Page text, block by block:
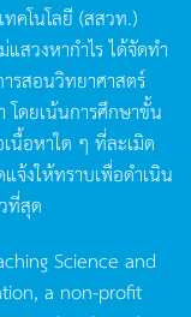
คโนโลยี (สสวท.)
สวงหากำไรได้จัดทำ
ารสอนวิทยาศาสตร์
โดยเน้นการศึกษาขั้น
นื้อหาใด ๆ ที่ละเมิด
แจ้งให้ทราบเพื่อดำเนิน
ที่สุด
Science and
a non-profit